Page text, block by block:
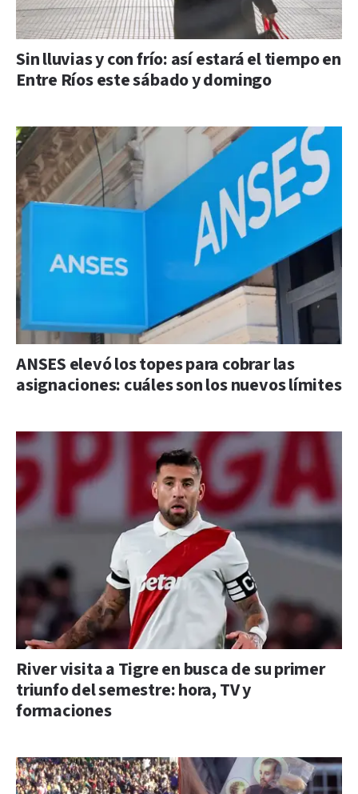
Sin lluvias y con frío: así estará el tiempo en
Entre Ríos este sábado y domingo
ANSES elevó los topes para cobrar las
asignaciones: cuáles son los nuevos límites
River visita a Tigre en busca de su primer
triunfo del semestre: hora, TV y
formaciones